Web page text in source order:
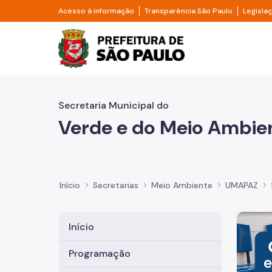
Pular para o Conteúdo principal
Acesso à informação Divisor de acesso à informação
Transparência São Paulo Divisor
Prefeitura de São
Secretaria Municipal do
Verde e do Meio
Início Secretarias Meio Ambiente UMAPAZ
Início
Programação